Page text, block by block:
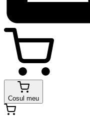
Cosul meu